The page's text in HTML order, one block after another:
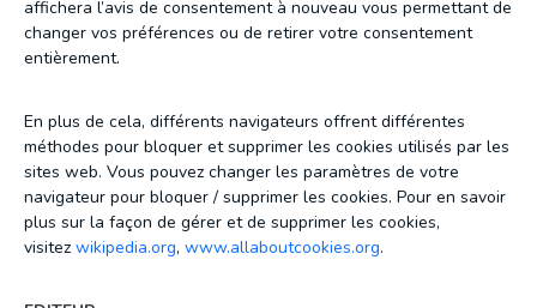
affichera l’avis de consentement à nouveau vous permettant de
changer vos préférences ou de retirer votre consentement
entièrement.
En plus de cela, différents navigateurs offrent différentes
méthodes pour bloquer et supprimer les cookies utilisés par les
sites web. Vous pouvez changer les paramètres de votre
navigateur pour bloquer / supprimer les cookies. Pour en savoir
plus sur la façon de gérer et de supprimer les cookies,
visitez wikipedia.org, www.allaboutcookies.org.